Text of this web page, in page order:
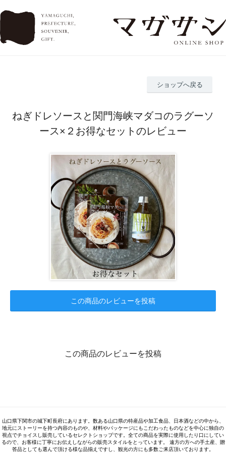
ショップへ戻る
ねぎドレソースと関門海峡マダコのラグーソ
ース×２お得なセットのレビュー
この商品のレビューを投稿
この商品のレビューを投稿
山口県下関市の城下町長府にあります。数ある山口県の特産品や加工食品、日本酒などの中から、
地元にストーリーを持つ内容のものや、材料やパッケージにもこだわったものなどを中心に独自の
視点でチョイスし販売しているセレクトショップです。全ての商品を実際に使用したり口にしてい
るので、お客様に丁寧にお伝えしながらの販売スタイルをとっています。 遠方の方への手土産、贈
答品としても選んで頂ける様な品揃えですし、観光の方にも多数ご来店頂いております。